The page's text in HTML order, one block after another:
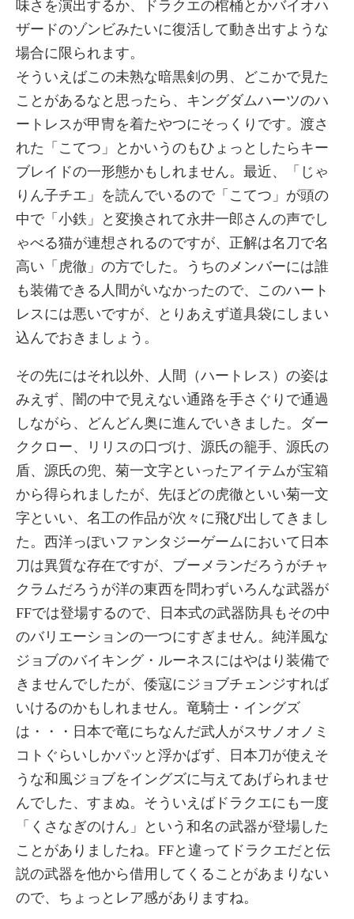
味さを演出するか、ドラクエの棺桶とかバイオハ
ザードのゾンビみたいに復活して動き出すような
場合に限られます。
そういえばこの未熟な暗黒剣の男、どこかで見た
ことがあるなと思ったら、キングダムハーツのハ
ートレスが甲冑を着たやつにそっくりです。渡さ
れた「こてつ」とかいうのもひょっとしたらキー
ブレイドの一形態かもしれません。最近、「じゃ
りん子チエ」を読んでいるので「こてつ」が頭の
中で「小鉄」と変換されて永井一郎さんの声でし
ゃべる猫が連想されるのですが、正解は名刀で名
高い「虎徹」の方でした。うちのメンバーには誰
も装備できる人間がいなかったので、このハート
レスには悪いですが、とりあえず道具袋にしまい
込んでおきましょう。
その先にはそれ以外、人間（ハートレス）の姿は
みえず、闇の中で見えない通路を手さぐりで通過
しながら、どんどん奥に進んでいきました。ダー
ククロー、リリスの口づけ、源氏の籠手、源氏の
盾、源氏の兜、菊一文字といったアイテムが宝箱
から得られましたが、先ほどの虎徹といい菊一文
字といい、名工の作品が次々に飛び出してきまし
た。西洋っぽいファンタジーゲームにおいて日本
刀は異質な存在ですが、ブーメランだろうがチャ
クラムだろうが洋の東西を問わずいろんな武器が
FFでは登場するので、日本式の武器防具もその中
のバリエーションの一つにすぎません。純洋風な
ジョブのバイキング・ルーネスにはやはり装備で
きませんでしたが、倭寇にジョブチェンジすれば
いけるのかもしれません。竜騎士・イングズ
は・・・日本で竜にちなんだ武人がスサノオノミ
コトぐらいしかパッと浮かばず、日本刀が使えそ
うな和風ジョブをイングズに与えてあげられませ
んでした、すまぬ。そういえばドラクエにも一度
「くさなぎのけん」という和名の武器が登場した
ことがありましたね。FFと違ってドラクエだと伝
説の武器を他から借用してくることがあまりない
ので、ちょっとレア感がありますね。